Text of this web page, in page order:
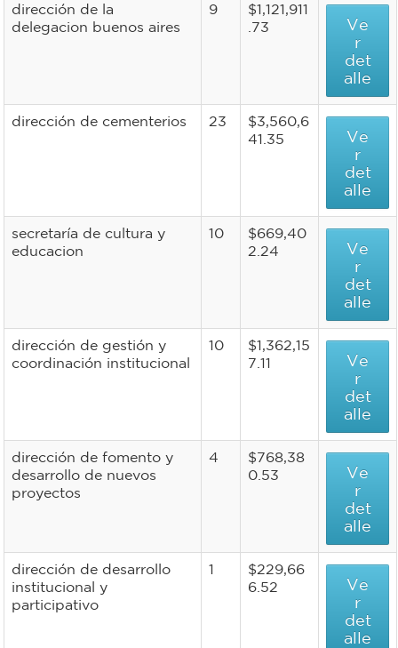
dirección de la
delegacion buenos aires
9
$1,121,911
.73
Ve
r
det
alle
dirección de cementerios 23
$3,560,6
41.35
Ve
r
det
alle
secretaría de cultura y
educacion
10
$669,40
2.24
Ve
r
det
alle
dirección de gestión y
coordinación institucional
10
$1,362,15
7.11
Ve
r
det
alle
dirección de fomento y
desarrollo de nuevos
proyectos
4
$768,38
0.53
Ve
r
det
alle
dirección de desarrollo
institucional y
participativo
1
$229,66
6.52
Ve
r
det
alle